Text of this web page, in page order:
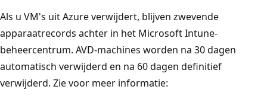
Als u VM's uit Azure verwijdert, blijven zwevende
apparaatrecords achter in het Microsoft Intune-
beheercentrum. AVD-machines worden na 30 dagen
automatisch verwijderd en na 60 dagen definitief
verwijderd. Zie voor meer informatie: